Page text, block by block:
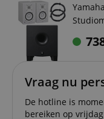
Vraag nu
De hotline is
bereiken op